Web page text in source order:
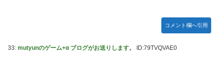
コメント欄へ引用
33: mutyunのゲーム+α ブログがお送りします。 ID:79TVQVAE0